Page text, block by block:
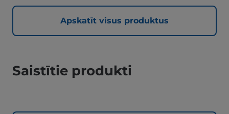
Apskatīt visus produktus
Saistītie produkti